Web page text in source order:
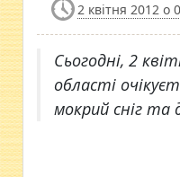
2 квітня 2012 о
Сьогодні, 2
області
мокрий сніг та